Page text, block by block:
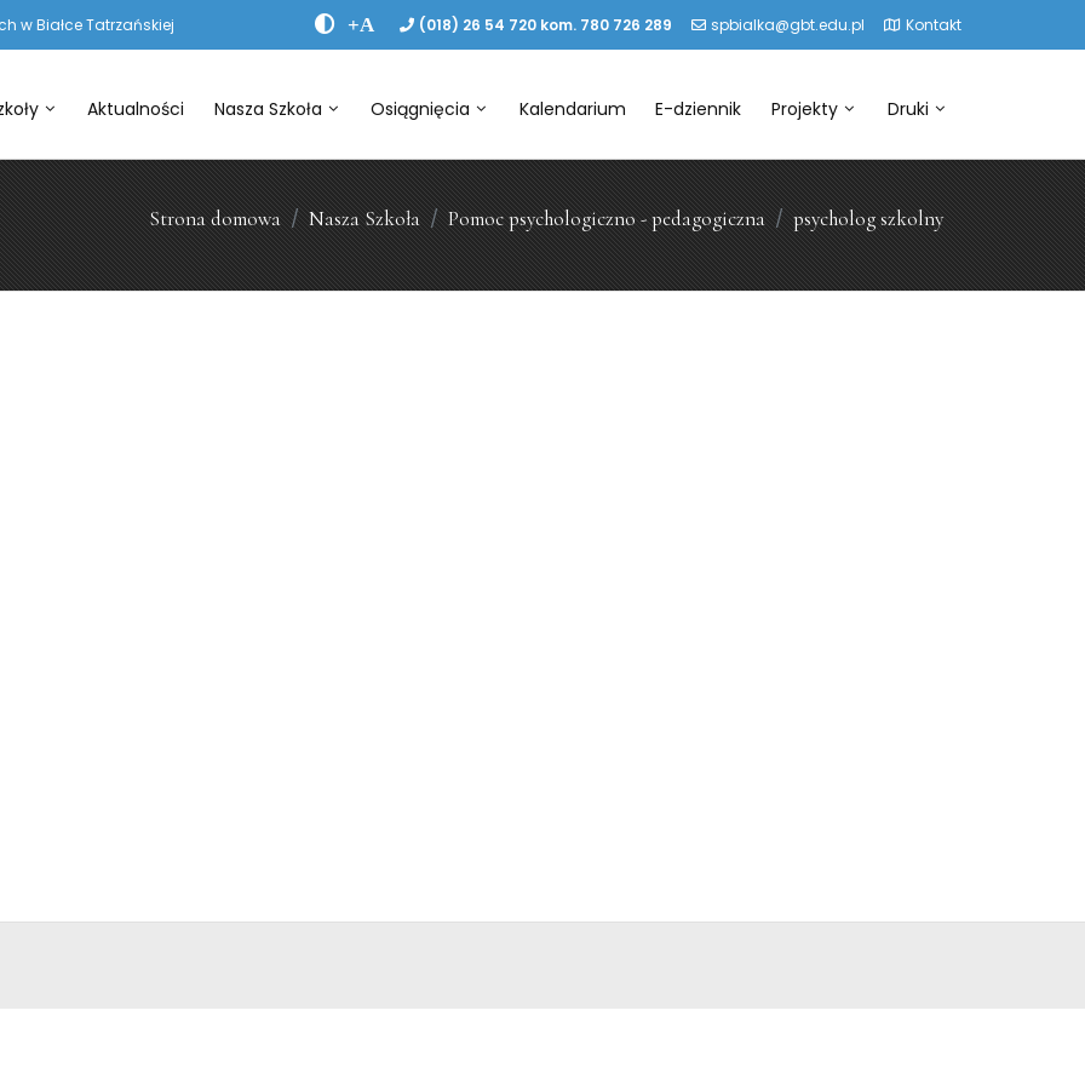
w Białce Tatrzańskiej +A (018) 26 54 720 kom. 780 726 289 spbialka@gbt.edu.pl Kontakt
Aktualności Nasza Szkoła Osiągnięcia Kalendarium E-dziennik Projekty Druki
Strona domowa Nasza Szkoła Pomoc psychologiczno - pedagogiczna psycholog szkolny